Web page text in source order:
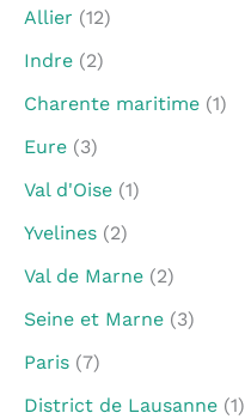
Allier (12)
Indre (2)
Charente maritime (1)
Eure (3)
Val d'Oise (1)
Yvelines (2)
Val de Marne (2)
Seine et Marne (3)
Paris (7)
District de Lausanne (1)